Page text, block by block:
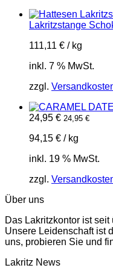
Lakritzstange
111,11 € / kg
inkl. 7 % MwSt.
zzgl.
24,95 € 24,95 €
94,15 € / kg
inkl. 19 % MwSt.
zzgl.
Über uns
Das Lakritzkontor ist
Unsere Leidenschaft ist
uns, probieren Sie und
Lakritz News